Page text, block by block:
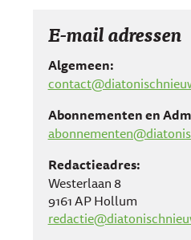
E-mail adressen
Algemeen:
Abonnementen en
Redactieadres:
Westerlaan 8
9161 AP Hollum